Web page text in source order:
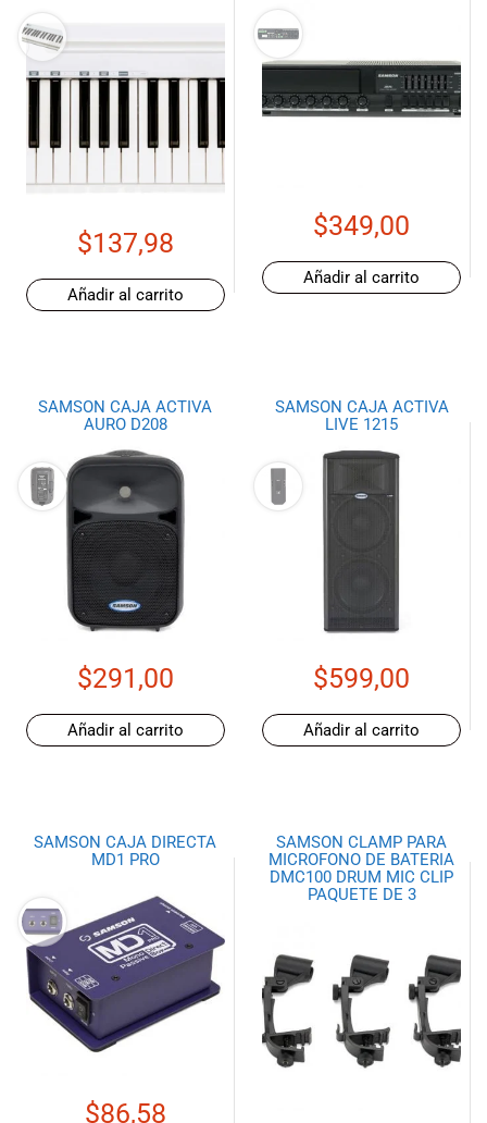
teclados y
accesorios
para satisfacer
todas las
necesidades
Nuestro equipo
de expertos en
aquí para
ayudarte a
encontrar el
adecuado para
ti, y ofrecerte el
al cliente
para nuestros
clientes. Ven a
visitarnos en
nuestra tienda
línea a través
de nuestra
página web y
pedido en la
comodidad de
tu hogar.
¡Descubre el
mundo de la
música con
Import Music
$137,98
Añadir al carrito
$349,00
Añadir al carrito
SAMSON CAJA ACTIVA
AURO D208
$291,00
Añadir al carrito
SAMSON CAJA ACTIVA
LIVE 1215
$599,00
Añadir al carrito
SAMSON CAJA DIRECTA
MD1 PRO
$86,58
SAMSON CLAMP PARA
MICROFONO DE BATERIA
DMC100 DRUM MIC CLIP
PAQUETE DE 3